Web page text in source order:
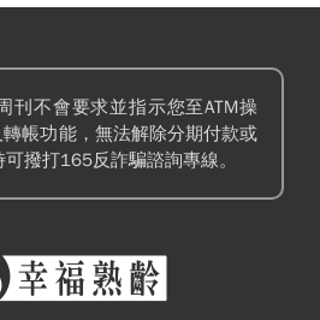
刊不會要求並指示您至ATM操
帳功能，無法解除分期付款或
撥打165反詐騙諮詢專線。